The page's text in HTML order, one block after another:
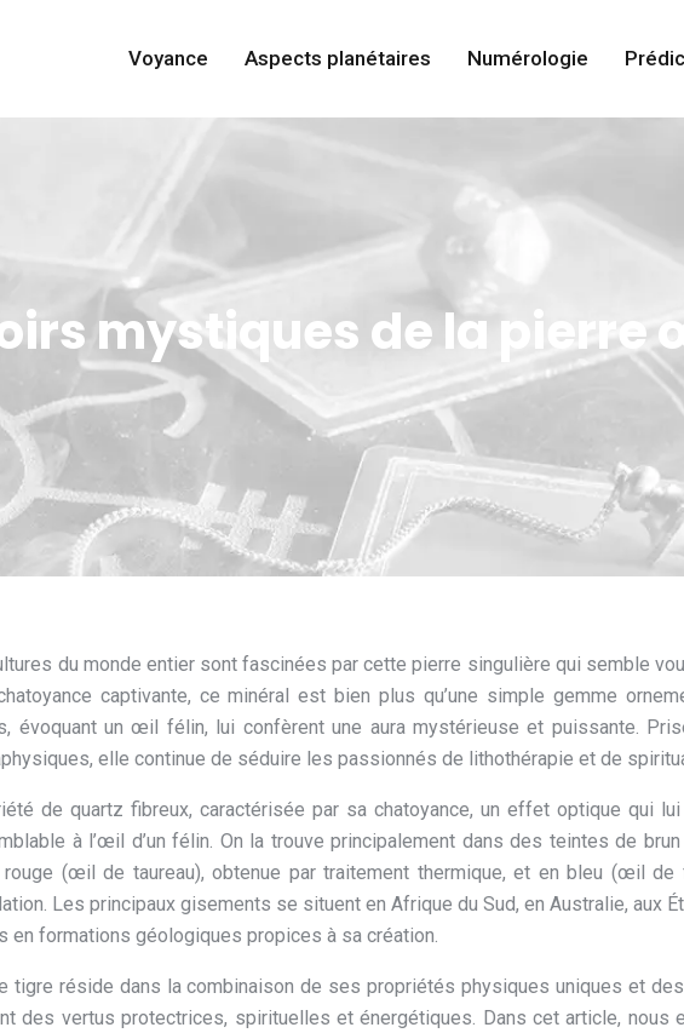
Voyance Aspects planétaires Numérologie
mystiques de la pierre
du monde entier sont fascinées par cette pierre singulière qui semble
captivante, ce minéral est bien plus qu’une simple gemme
évoquant un œil félin, lui confèrent une aura mystérieuse et puissante.
elle continue de séduire les passionnés de lithothérapie et de
de quartz fibreux, caractérisée par sa chatoyance, un effet optique qui lui
à l’œil d’un félin. On la trouve principalement dans des teintes de
(œil de taureau), obtenue par traitement thermique, et en bleu (œil de
Les principaux gisements se situent en Afrique du Sud, en Australie, aux
en formations géologiques propices à sa création.
tigre réside dans la combinaison de ses propriétés physiques uniques et
des vertus protectrices, spirituelles et énergétiques. Dans cet article, nous